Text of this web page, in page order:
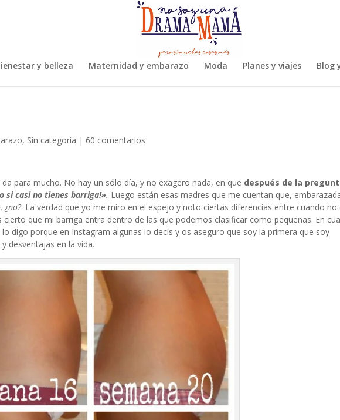
y belleza Maternidad y embarazo Moda Planes y viajes Blog
, Sin categoría | 60 comentarios
para mucho. No hay un sólo día, y no exagero nada, en que después de la
si casi no tienes barriga!». Luego están esas madres que me cuentan que,
¿no?. La verdad que yo me miro en el espejo y noto ciertas diferencias entre cuando no
que mi barriga entra dentro de las que podemos clasificar como pequeñas. En
digo porque en Instagram algunas lo decís y os aseguro que soy la primera que soy
desventajas en la vida.